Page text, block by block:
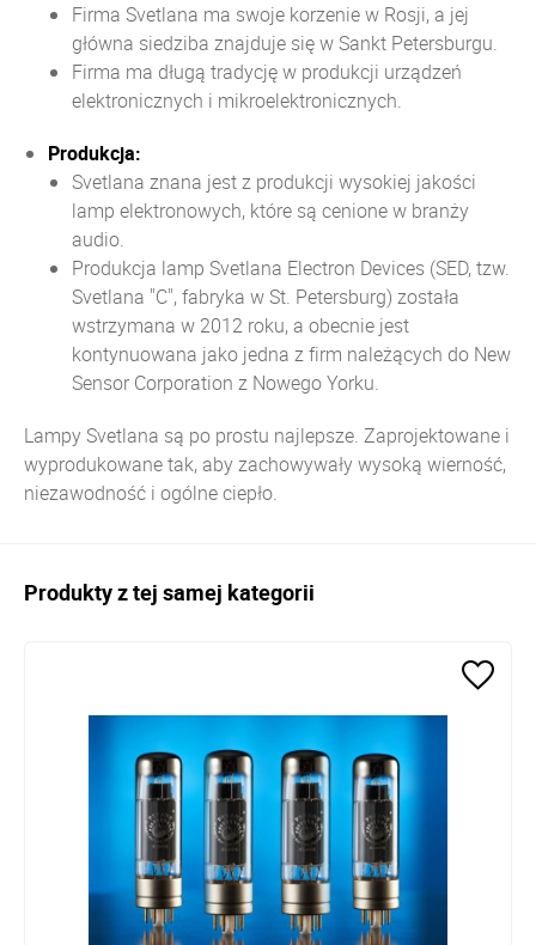
Firma Svetlana ma swoje korzenie w Rosji, a jej
główna siedziba znajduje się w Sankt Petersburgu.
Firma ma długą tradycję w produkcji urządzeń
elektronicznych i mikroelektronicznych.
Produkcja:
Svetlana znana jest z produkcji wysokiej jakości
lamp elektronowych, które są cenione w branży
audio.
Produkcja lamp Svetlana Electron Devices (SED, tzw.
Svetlana "C", fabryka w St. Petersburg) została
wstrzymana w 2012 roku, a obecnie jest
kontynuowana jako jedna z firm należących do New
Sensor Corporation z Nowego Yorku.
Lampy Svetlana są po prostu najlepsze. Zaprojektowane i
wyprodukowane tak, aby zachowywały wysoką wierność,
niezawodność i ogólne ciepło.
Produkty z tej samej kategorii